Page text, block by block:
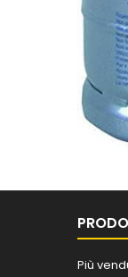
Più